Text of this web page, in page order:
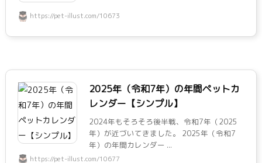
https://pet-illust.com/10673
2025年（令和7年）の年間ペットカ
レンダー【シンプル】
2024年もそろそろ後半戦、令和7年（2025
年）が近づいてきました。 2025年（令和7
年）の年間カレンダー ...
https://pet-illust.com/10677